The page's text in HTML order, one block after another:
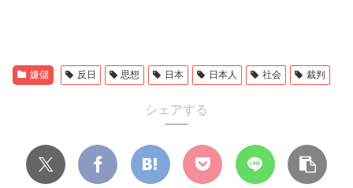
嫌儲 反日 思想 日本 日本人 社会 裁判
シェアする